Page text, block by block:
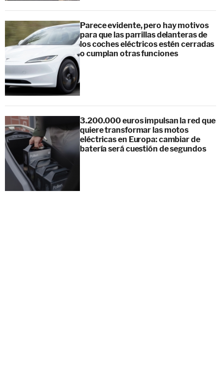
Parece evidente, pero hay motivos
para que las parrillas delanteras de
los coches eléctricos estén cerradas
o cumplan otras funciones
3.200.000 euros impulsan la red que
quiere transformar las motos
eléctricas en Europa: cambiar de
batería será cuestión de segundos